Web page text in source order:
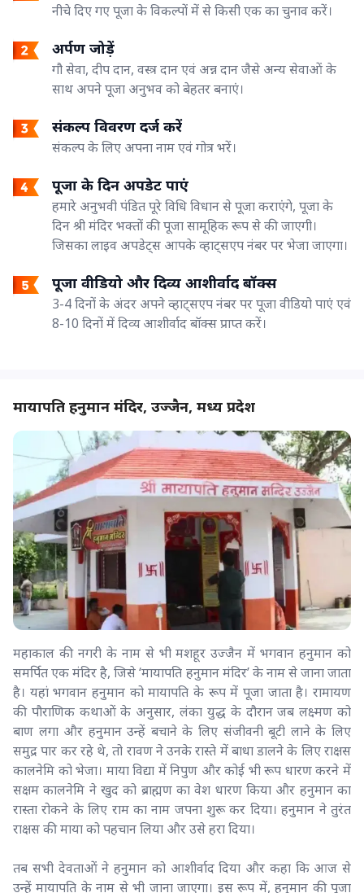
नीचे दिए गए पूजा के विकल्पों में से किसी एक का चुनाव करें।
अर्पण जोड़ें
गौ सेवा, दीप दान, वस्त्र दान एवं अन्न दान जैसे अन्य सेवाओं के
साथ अपने पूजा अनुभव को बेहतर बनाएं।
संकल्प विवरण दर्ज करें
संकल्प के लिए अपना नाम एवं गोत्र भरें।
पूजा के दिन अपडेट पाएं
हमारे अनुभवी पंडित पूरे विधि विधान से पूजा कराएंगे, पूजा के
दिन श्री मंदिर भक्तों की पूजा सामूहिक रूप से की जाएगी।
जिसका लाइव अपडेट्स आपके व्हाट्सएप नंबर पर भेजा जाएगा।
पूजा वीडियो और दिव्य आशीर्वाद बॉक्स
3-4 दिनों के अंदर अपने व्हाट्सएप नंबर पर पूजा वीडियो पाएं एवं
8-10 दिनों में दिव्य आशीर्वाद बॉक्स प्राप्त करें।
मायापति हनुमान मंदिर, उज्जैन, मध्य प्रदेश
महाकाल की नगरी के नाम से भी मशहूर उज्जैन में भगवान हनुमान को
समर्पित एक मंदिर है, जिसे ‘मायापति हनुमान मंदिर’ के नाम से जाना जाता
है। यहां भगवान हनुमान को मायापति के रूप में पूजा जाता है। रामायण
की पौराणिक कथाओं के अनुसार, लंका युद्ध के दौरान जब लक्ष्मण को
बाण लगा और हनुमान उन्हें बचाने के लिए संजीवनी बूटी लाने के लिए
समुद्र पार कर रहे थे, तो रावण ने उनके रास्ते में बाधा डालने के लिए राक्षस
कालनेमि को भेजा। माया विद्या में निपुण और कोई भी रूप धारण करने में
सक्षम कालनेमि ने खुद को ब्राह्मण का वेश धारण किया और हनुमान का
रास्ता रोकने के लिए राम का नाम जपना शुरू कर दिया। हनुमान ने तुरंत
राक्षस की माया को पहचान लिया और उसे हरा दिया।
तब सभी देवताओं ने हनुमान को आशीर्वाद दिया और कहा कि आज से
उन्हें मायापति के नाम से भी जाना जाएगा। इस रूप में, हनुमान की पूजा